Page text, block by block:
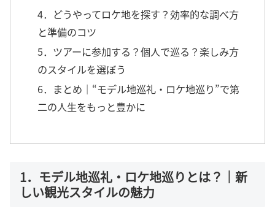
4．どうやってロケ地を探す？効率的な調べ方
と準備のコツ
5．ツアーに参加する？個人で巡る？楽しみ方
のスタイルを選ぼう
6．まとめ｜“モデル地巡礼・ロケ地巡り”で第
二の人生をもっと豊かに
1．モデル地巡礼・ロケ地巡りとは？｜新
しい観光スタイルの魅力